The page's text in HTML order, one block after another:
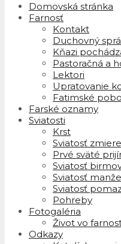
Domovská stránka
Farnosť
Kontakt
Duchovný
Kňazi
Pastoračná a
Lektori
Upratovanie
Fatimské
Farské oznamy
Sviatosti
Krst
Sviatosť
Prvé sväté
Sviatosť
Sviatosť
Sviatosť
Pohreby
Fotogaléria
Život vo
Odkazy